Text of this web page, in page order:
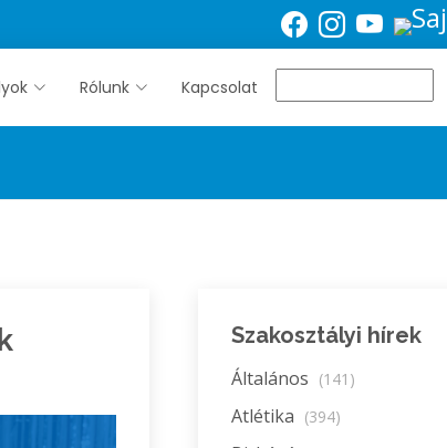
Rólunk Kapcsolat
Szakosztályi hírek
Általános (141)
Atlétika (394)